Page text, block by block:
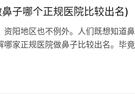
子哪个正规医院比较出名)
阳地区也不例外。人们既想知道
家正规医院做鼻子比较出名。毕竟